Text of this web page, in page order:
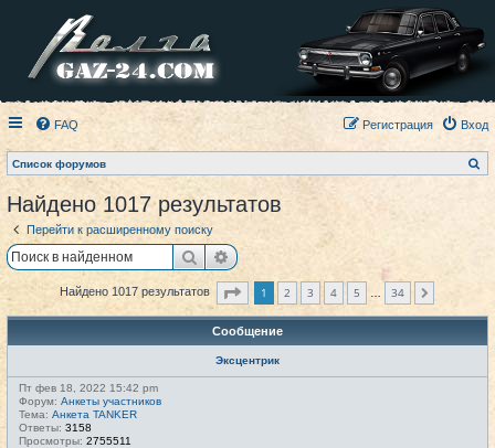
FAQ Вход
Регистрация
Список форумов
о
Найдено 1017 результатов
Перейти к расширенному поиску
ПоискРасширенный поиск
Найдено 1017 результатов Страница из
1 2 3 4 5 34
Сообщение
Эксцентрик
Пт фев 18, 2022 15:42 pm
Форум: Анкеты участников
Тема: Анкета TANKER
Ответы: 3158
Просмотры: 2755511